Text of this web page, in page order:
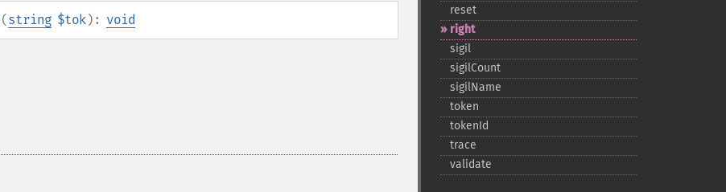
(string $tok): void
reset
right
sigil
sigilCount
sigilName
token
tokenId
trace
validate